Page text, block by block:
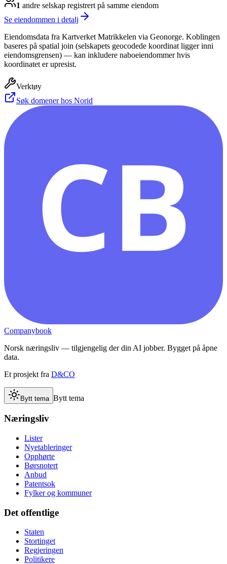
1 andre selskap registrert på samme eiendom
Se eiendommen i detalj
Eiendomsdata fra Kartverket Matrikkelen via Geonorge. Koblingen
baseres på spatial join (selskapets geocodede koordinat ligger inni
eiendomsgrensen) — kan inkludere naboeiendommer hvis
koordinatet er upresist.
Verktøy
Søk domener hos Norid
CB
Companybook
Norsk næringsliv — tilgjengelig der din AI jobber. Bygget på åpne
data.
Et prosjekt fra D&CO
Bytt tema Bytt tema
Næringsliv
Lister
Nyetableringer
Opphørte
Børsnotert
Anbud
Patentsok
Fylker og kommuner
Det offentlige
Staten
Stortinget
Regjeringen
Politikere